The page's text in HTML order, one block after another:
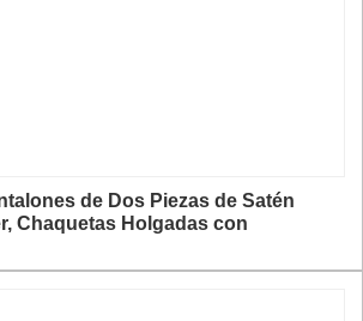
de Dos Piezas de Satén
Chaquetas Holgadas con
Trajes Sólidos para Dama 2026